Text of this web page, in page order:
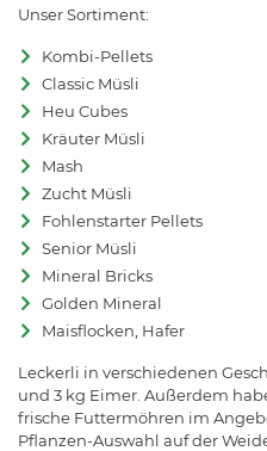
Unser Sortiment:
Kombi-Pellets
Classic Müsli
Heu Cubes
Kräuter Müsli
Mash
Zucht Müsli
Fohlenstarter Pellets
Senior Müsli
Mineral Bricks
Golden Mineral
Maisflocken, Hafer
Leckerli in verschiedenen
und 3 kg Eimer. Außerdem
frische Futtermöhren im
Pflanzen-Auswahl auf der